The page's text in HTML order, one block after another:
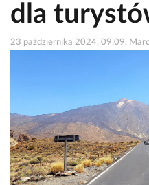
dla
23 października 2024, 09:09,